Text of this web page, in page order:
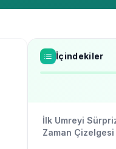
İçindekiler
İlk Umreyi
Zaman Çizelgesi